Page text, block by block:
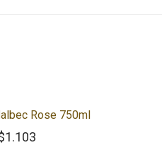
Rose 750ml
1.103